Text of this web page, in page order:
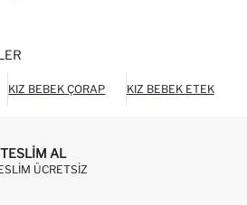
KIZ BEBEK ÇORAP KIZ BEBEK ETEK
AL
ÜCRETSIZ